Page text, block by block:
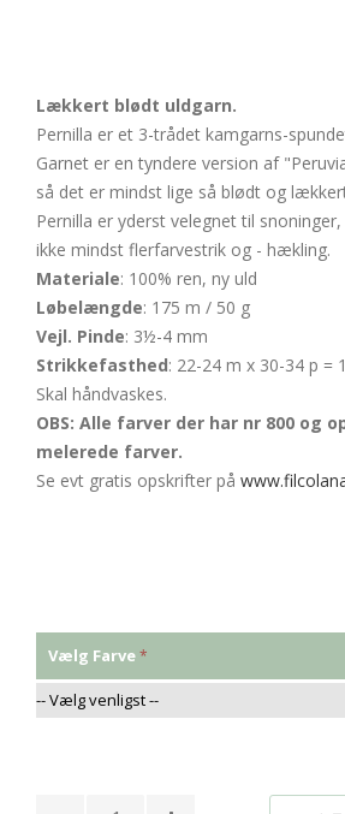
Lækkert blødt uldgarn.
Pernilla er et 3-trådet kamgarns-
Garnet er en tyndere version af
så det er mindst lige så blødt og
Pernilla er yderst velegnet til
ikke mindst flerfarvestrik og - hækling.
Materiale: 100% ren, ny uld
Løbelængde: 175 m / 50 g
Vejl. Pinde: 3½-4 mm
Strikkefasthed: 22-24 m x 30-34 p =
Skal håndvaskes.
OBS: Alle farver der har nr 800 og
melerede farver.
Se evt gratis opskrifter på
Vælg Farve